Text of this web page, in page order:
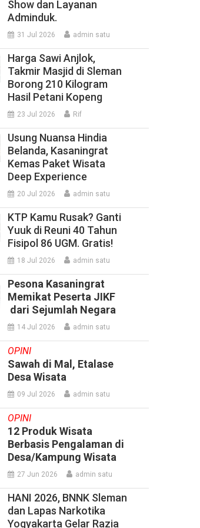
Show dan Layanan
Adminduk.
31 Jul 2026 admin satu
Harga Sawi Anjlok,
Takmir Masjid di Sleman
Borong 210 Kilogram
Hasil Petani Kopeng
23 Jul 2026 Rif
Usung Nuansa Hindia
Belanda, Kasaningrat
Kemas Paket Wisata
Deep Experience
20 Jul 2026 admin satu
KTP Kamu Rusak? Ganti
Yuuk di Reuni 40 Tahun
Fisipol 86 UGM. Gratis!
18 Jul 2026 admin satu
Pesona Kasaningrat
Memikat Peserta JIKF
dari Sejumlah Negara
14 Jul 2026 admin satu
OPINI
Sawah di Mal, Etalase
Desa Wisata
09 Jul 2026 admin satu
OPINI
12 Produk Wisata
Berbasis Pengalaman di
Desa/Kampung Wisata
27 Jun 2026 admin satu
HANI 2026, BNNK Sleman
dan Lapas Narkotika
Yogyakarta Gelar Razia